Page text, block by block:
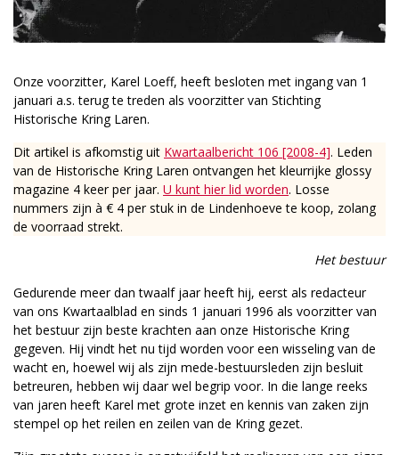
Onze voorzitter, Karel Loeff, heeft besloten met ingang van 1
januari a.s. terug te treden als voorzitter van Stichting
Historische Kring Laren.
Dit artikel is afkomstig uit Kwartaalbericht 106 [2008-4]. Leden
van de Historische Kring Laren ontvangen het kleurrijke glossy
magazine 4 keer per jaar. U kunt hier lid worden. Losse
nummers zijn à € 4 per stuk in de Lindenhoeve te koop, zolang
de voorraad strekt.
Het bestuur
Gedurende meer dan twaalf jaar heeft hij, eerst als redacteur
van ons Kwartaalblad en sinds 1 januari 1996 als voorzitter van
het bestuur zijn beste krachten aan onze Historische Kring
gegeven. Hij vindt het nu tijd worden voor een wisseling van de
wacht en, hoewel wij als zijn mede-bestuursleden zijn besluit
betreuren, hebben wij daar wel begrip voor. In die lange reeks
van jaren heeft Karel met grote inzet en kennis van zaken zijn
stempel op het reilen en zeilen van de Kring gezet.